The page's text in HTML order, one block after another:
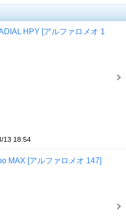
HPY [アルファロメオ 1
13 18:54
MAX [アルファロメオ 147]